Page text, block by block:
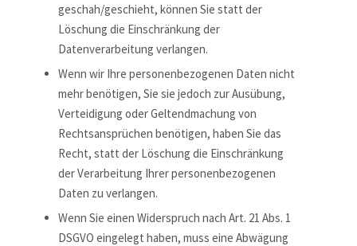
geschah/geschieht, können Sie statt der
Löschung die Einschränkung der
Datenverarbeitung verlangen.
Wenn wir Ihre personenbezogenen Daten nicht
mehr benötigen, Sie sie jedoch zur Ausübung,
Verteidigung oder Geltendmachung von
Rechtsansprüchen benötigen, haben Sie das
Recht, statt der Löschung die Einschränkung
der Verarbeitung Ihrer personenbezogenen
Daten zu verlangen.
Wenn Sie einen Widerspruch nach Art. 21 Abs. 1
DSGVO eingelegt haben, muss eine Abwägung